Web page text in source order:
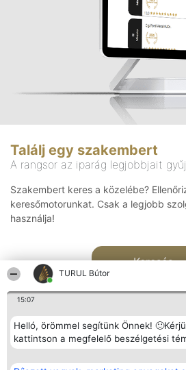
TURUL Bútor
15:07
Helló, örömmel segítünk Önnek!
kattintson a megfelelő beszélgetési
Találj egy szakembert
A rangsor az iparág legjobbjait
Szakembert keres a közelébe?
keresőmotorunkat. Csak a legjobb
használja!
Keresés
Rangsorszervező Népszavazás